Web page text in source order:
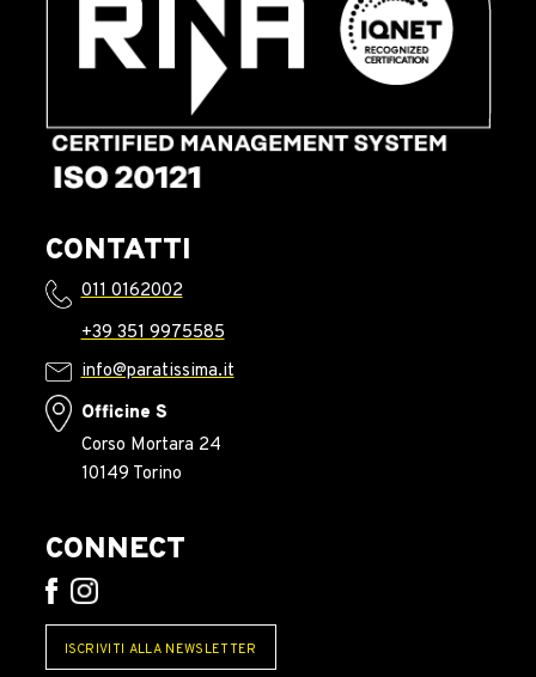
CONTATTI
011 0162002
+39 351 9975585
info@paratissima.it
Officine S
Corso Mortara 24
10149 Torino
CONNECT
ISCRIVITI ALLA NEWSLETTER